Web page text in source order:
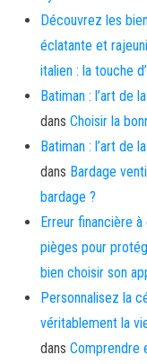
Découvrez les
éclatante et
italien : la touche
Batiman : l’art de
dans Choisir la
Batiman : l’art de
dans Bardage
bardage ?
Erreur financière
pièges pour
bien choisir son
Personnalisez la
véritablement la
dans Comprendre